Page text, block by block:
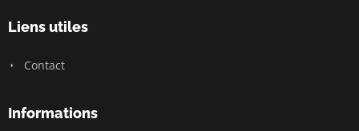
Liens utiles
Contact
Informations